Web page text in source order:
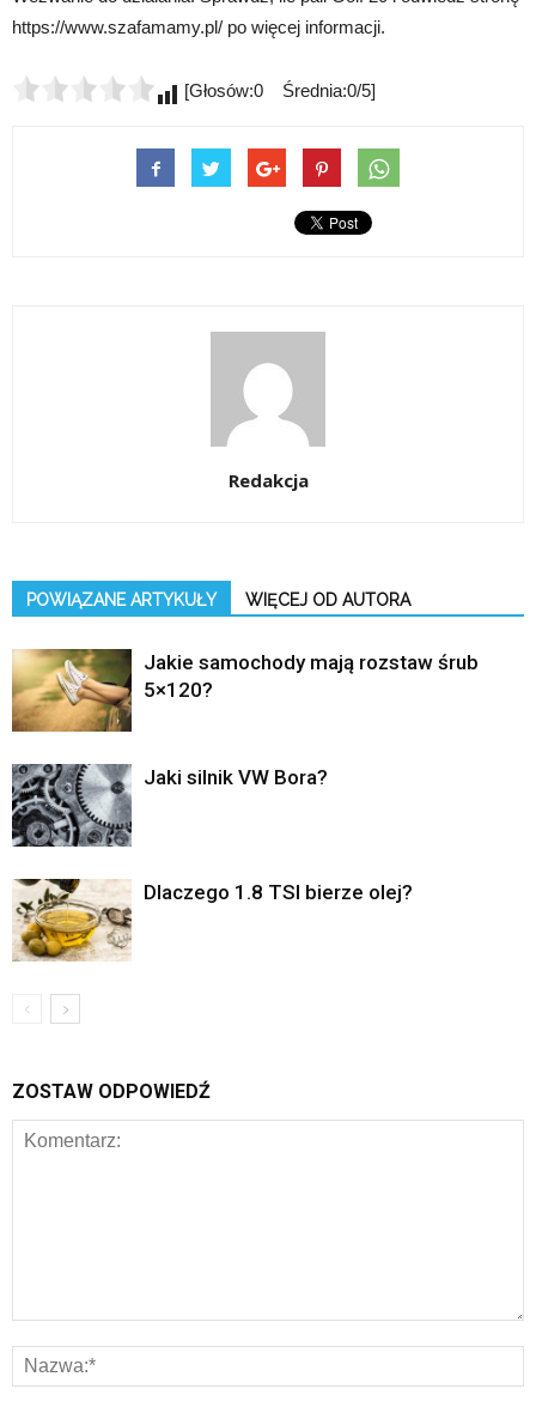
https://www.szafamamy.pl/ po więcej informacji.
[Głosów:0 Średnia:0/5]
Redakcja
POWIĄZANE ARTYKUŁY WIĘCEJ OD AUTORA
Jakie samochody mają rozstaw śrub
5×120?
Jaki silnik VW Bora?
Dlaczego 1.8 TSI bierze olej?
ZOSTAW ODPOWIEDŹ